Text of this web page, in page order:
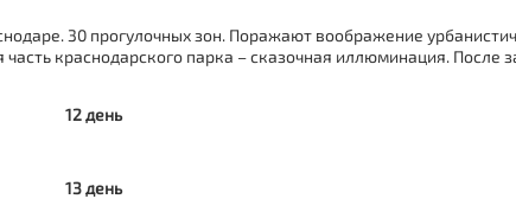
30 прогулочных зон. Поражают воображение
краснодарского парка – сказочная иллюминация. После
12 день
13 день